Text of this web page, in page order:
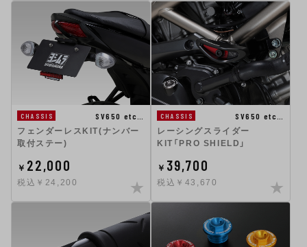
CHASSIS
SV650 etc…
フェンダーレスKIT(ナンバー
取付ステー)
￥ 22,000
税込￥24,200
CHASSIS
SV650 etc…
レーシングスライダー
KIT「PRO SHIELD」
￥ 39,700
税込￥43,670